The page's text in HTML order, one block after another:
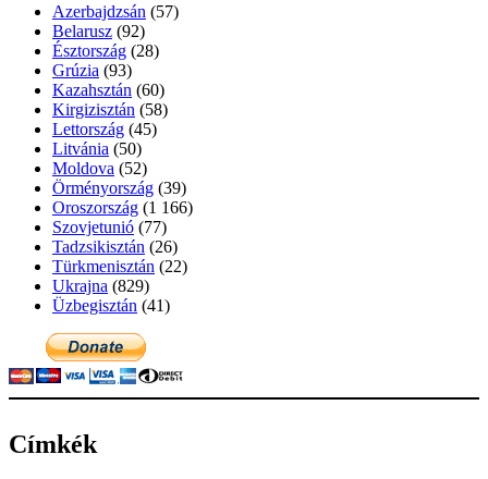
Azerbajdzsán (57)
Belarusz (92)
Észtország (28)
Grúzia (93)
Kazahsztán (60)
Kirgizisztán (58)
Lettország (45)
Litvánia (50)
Moldova (52)
Örményország (39)
Oroszország (1 166)
Szovjetunió (77)
Tadzsikisztán (26)
Türkmenisztán (22)
Ukrajna (829)
Üzbegisztán (41)
Címkék